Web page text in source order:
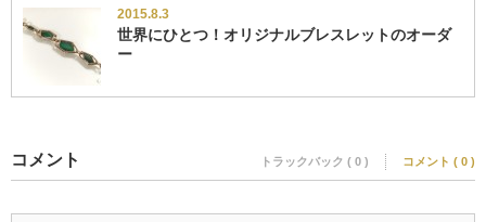
2015.8.3
世界にひとつ！オリジナルブレスレットのオーダ
ー
コメント トラックバック ( 0 ) コメント ( 0 )